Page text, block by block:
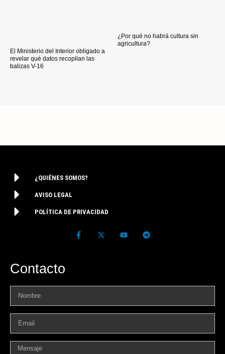
El Ministerio del Interior obligado a
revelar qué datos recopilan las
balizas V-16
¿Por qué no habrá cultura sin
agricultura?
¿QUIÉNES SOMOS?
AVISO LEGAL
POLÍTICA DE PRIVACIDAD
Contacto